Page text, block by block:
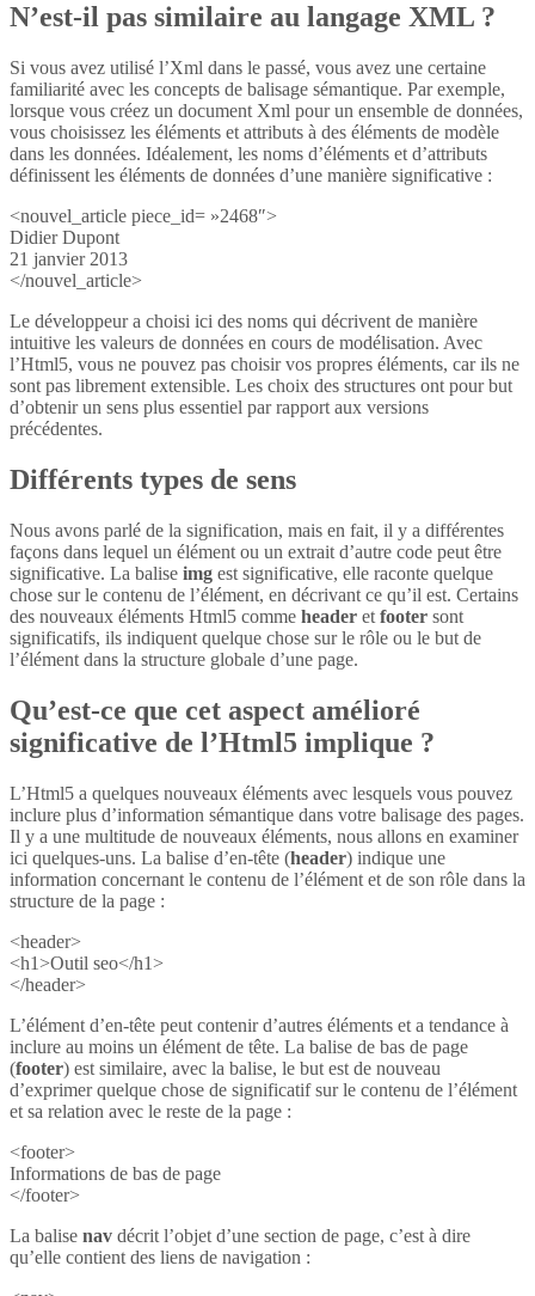
N’est-il pas similaire au langage XML ?
Si vous avez utilisé l’Xml dans le passé, vous avez une certaine
familiarité avec les concepts de balisage sémantique. Par exemple,
lorsque vous créez un document Xml pour un ensemble de données,
vous choisissez les éléments et attributs à des éléments de modèle
dans les données. Idéalement, les noms d’éléments et d’attributs
définissent les éléments de données d’une manière significative :
<nouvel_article piece_id= »2468″>
Didier Dupont
21 janvier 2013
</nouvel_article>
Le développeur a choisi ici des noms qui décrivent de manière
intuitive les valeurs de données en cours de modélisation. Avec
l’Html5, vous ne pouvez pas choisir vos propres éléments, car ils ne
sont pas librement extensible. Les choix des structures ont pour but
d’obtenir un sens plus essentiel par rapport aux versions
précédentes.
Différents types de sens
Nous avons parlé de la signification, mais en fait, il y a différentes
façons dans lequel un élément ou un extrait d’autre code peut être
significative. La balise img est significative, elle raconte quelque
chose sur le contenu de l’élément, en décrivant ce qu’il est. Certains
des nouveaux éléments Html5 comme header et footer sont
significatifs, ils indiquent quelque chose sur le rôle ou le but de
l’élément dans la structure globale d’une page.
Qu’est-ce que cet aspect amélioré
significative de l’Html5 implique ?
L’Html5 a quelques nouveaux éléments avec lesquels vous pouvez
inclure plus d’information sémantique dans votre balisage des pages.
Il y a une multitude de nouveaux éléments, nous allons en examiner
ici quelques-uns. La balise d’en-tête (header) indique une
information concernant le contenu de l’élément et de son rôle dans la
structure de la page :
<header>
<h1>Outil seo</h1>
</header>
L’élément d’en-tête peut contenir d’autres éléments et a tendance à
inclure au moins un élément de tête. La balise de bas de page
(footer) est similaire, avec la balise, le but est de nouveau
d’exprimer quelque chose de significatif sur le contenu de l’élément
et sa relation avec le reste de la page :
<footer>
Informations de bas de page
</footer>
La balise nav décrit l’objet d’une section de page, c’est à dire
qu’elle contient des liens de navigation :